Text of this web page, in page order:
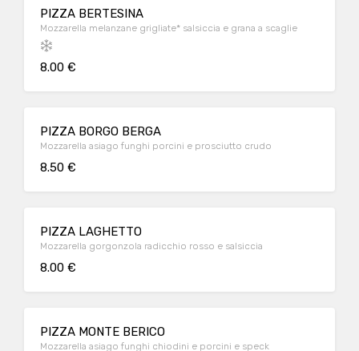
PIZZA BERTESINA
Mozzarella melanzane grigliate* salsiccia e grana a scaglie
8.00 €
PIZZA BORGO BERGA
Mozzarella asiago funghi porcini e prosciutto crudo
8.50 €
PIZZA LAGHETTO
Mozzarella gorgonzola radicchio rosso e salsiccia
8.00 €
PIZZA MONTE BERICO
Mozzarella asiago funghi chiodini e porcini e speck